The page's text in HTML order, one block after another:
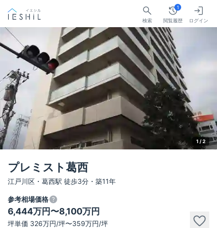
検索 閲覧履歴
1
ログイン
1 /2
プレミスト葛西
江戸川区・葛西駅 徒歩3分・築11年
参考相場価格
6,444万円〜8,100万円
坪単価 326万円/坪〜359万円/坪